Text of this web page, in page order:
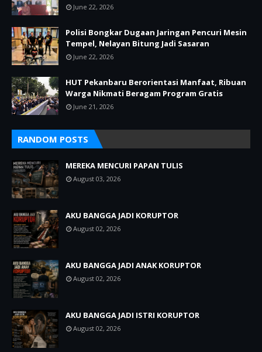
June 22, 2026
Polisi Bongkar Dugaan Jaringan Pencuri Mesin
Tempel, Nelayan Bitung Jadi Sasaran
June 22, 2026
HUT Pekanbaru Berorientasi Manfaat, Ribuan
Warga Nikmati Beragam Program Gratis
June 21, 2026
RANDOM POSTS
MEREKA MENCURI PAPAN TULIS
August 03, 2026
AKU BANGGA JADI KORUPTOR
August 02, 2026
AKU BANGGA JADI ANAK KORUPTOR
August 02, 2026
AKU BANGGA JADI ISTRI KORUPTOR
August 02, 2026